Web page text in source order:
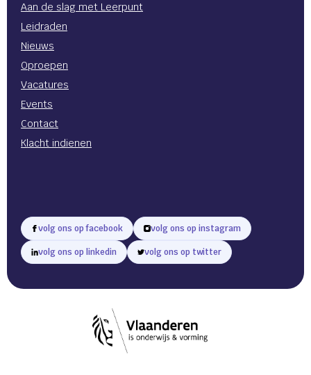
Aan de slag met Leerpunt
Leidraden
Nieuws
Oproepen
Vacatures
Events
Contact
Klacht indienen
volg ons op facebook volg ons op instagram
volg ons op linkedin volg ons op twitter